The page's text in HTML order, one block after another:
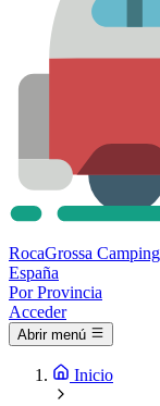
RocaGrossa
España
Por Provincia
Acceder
Abrir menú
Inicio